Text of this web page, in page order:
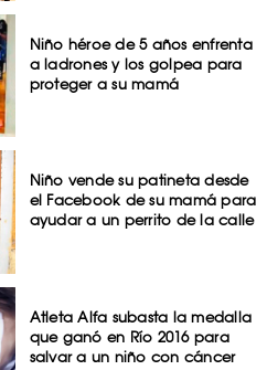
Niño héroe de 5 años enfrenta
a ladrones y los golpea para
proteger a su mamá
Niño vende su patineta desde
el Facebook de su mamá para
ayudar a un perrito de la calle
Atleta Alfa subasta la medalla
que ganó en Río 2016 para
salvar a un niño con cáncer